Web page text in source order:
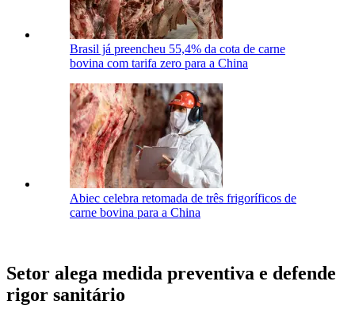
Brasil já preencheu 55,4% da cota de carne
bovina com tarifa zero para a China
Abiec celebra retomada de três frigoríficos de
carne bovina para a China
Setor alega medida preventiva e defende
rigor sanitário